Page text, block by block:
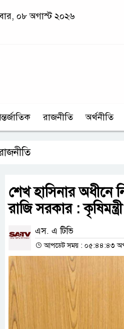
০৮ অগাস্ট ২০২৬
রাজনীতি অর্থনীতি
শেখ হাসিনার অধীনে
রাজি সরকার : কৃষিমন্ত্রী
এস. এ টিভি
আপডেট সময় : ০৫:৪৪:৪৩